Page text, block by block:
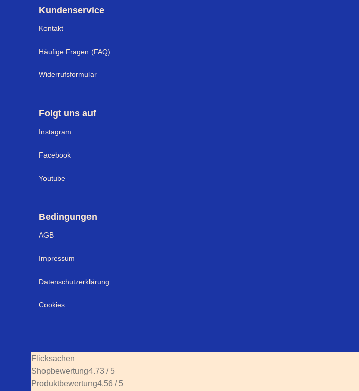
Kundenservice
Kontakt
Häufige Fragen (FAQ)
Widerrufsformular
Folgt uns auf
Instagram
Facebook
Youtube
Bedingungen
AGB
Impressum
Datenschutzerklärung
Cookies
Flicksachen
Shopbewertung4.73 / 5
Produktbewertung4.56 / 5